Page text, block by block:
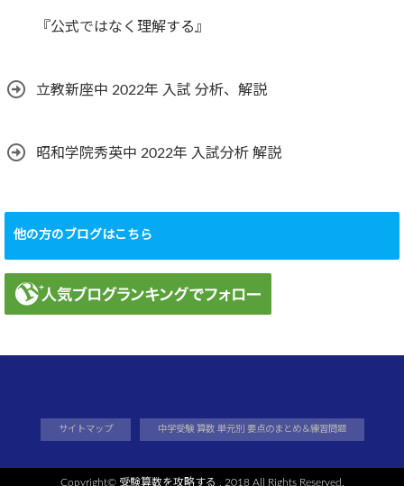
『公式ではなく理解する』
立教新座中 2022年 入試 分析、解説
昭和学院秀英中 2022年 入試分析 解説
他の方のブログはこちら
サイトマップ 中学受験 算数 単元別 要点のまとめ＆練習問題
Copyright© 受験算数を攻略する , 2018 All Rights Reserved.